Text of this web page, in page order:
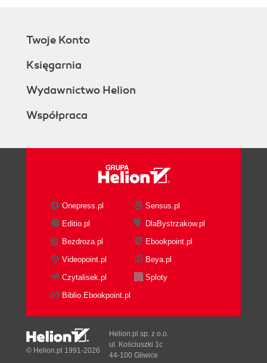
Twoje Konto
Księgarnia
Wydawnictwo Helion
Współpraca
Onepress.pl
Sensus.pl
Editio.pl
DlaBystrzakow.pl
Bezdroza.pl
Ebookpoint.pl
Videopoint.pl
Beya.pl
Czytalisek.pl
Sploty
Biblio.Ebookpoint.pl
© Helion.pl 1991-2026
Helion.pl sp. z o.o.
ul. Kościuszki 1c
44-100 Gliwice